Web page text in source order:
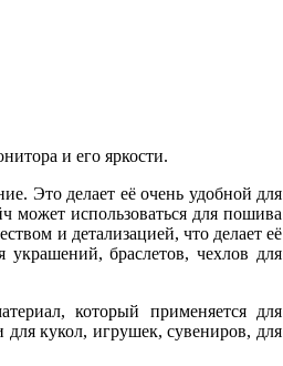
и его яркости.
Это делает её очень удобной для
может использоваться для пошива
и детализацией, что делает её
браслетов, чехлов для
который применяется для
кукол, игрушек, сувениров, для